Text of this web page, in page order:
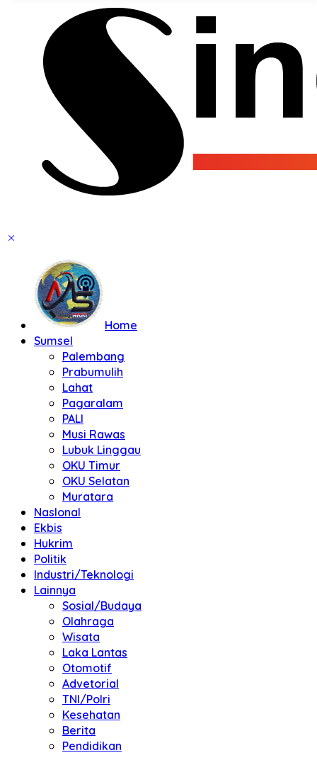
Home
Sumsel
Palembang
Prabumulih
Lahat
Pagaralam
PALI
Musi Rawas
Lubuk Linggau
OKU Timur
OKU Selatan
Muratara
NasIonal
Ekbis
Hukrim
Politik
Industri/Teknologi
Lainnya
Sosial/Budaya
Olahraga
Wisata
Laka Lantas
Otomotif
Advetorial
TNI/Polri
Kesehatan
Berita
Pendidikan